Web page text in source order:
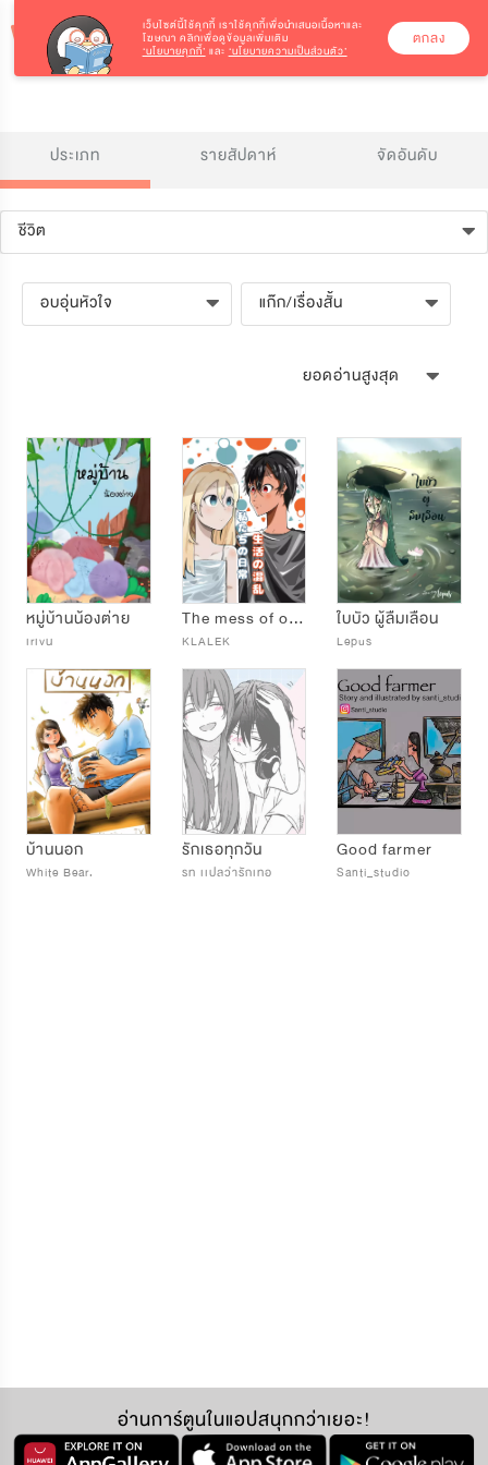
ประเภท รายสัปดาห์ จัดอันดับ
ชีวิต
อบอุ่นหัวใจ แก๊ก/เรื่องสั้น
ยอดอ่านสูงสุด
หมู่บ้านน้องต่าย
เrเvน
The mess of our daily life เรื่องวุ่นวายในชีวิตประจำวันของเรา
KLALEK
ใบบัว ผู้ลืมเลือน
Lepus
บ้านนอก
White Bear.
รักเธอทุกวัน
รท เเปลว่ารักเทอ
Good farmer
Santi_studio
เว็บไซต์นี้ใช้คุกกี้ เราใช้คุกกี้เพื่อนำเสนอเนื้อหาและ
โฆษณา คลิกเพื่อดูข้อมูลเพิ่มเติม
‘นโยบายคุกกี้’ และ ‘นโยบายความเป็นส่วนตัว’
ตกลง
อ่านการ์ตูนในแอปสนุกกว่าเยอะ!